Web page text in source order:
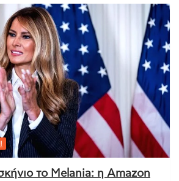
το Melania: η Amazon